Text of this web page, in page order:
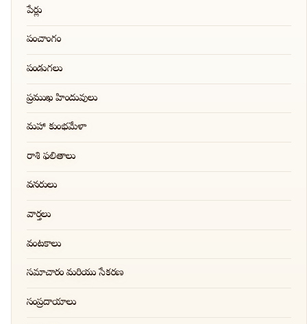
పేర్లు
పంచాంగం
పండుగలు
ప్రముఖ హిందువులు
మహా కుంభమేళా
రాశి ఫలితాలు
వనరులు
వార్తలు
వంటకాలు
సమాచారం మరియు సేకరణ
సంప్రదాయాలు